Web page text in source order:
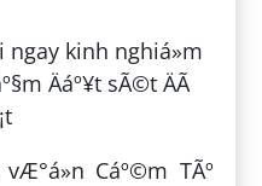
vÆ°á»n Cáº©m TÃº